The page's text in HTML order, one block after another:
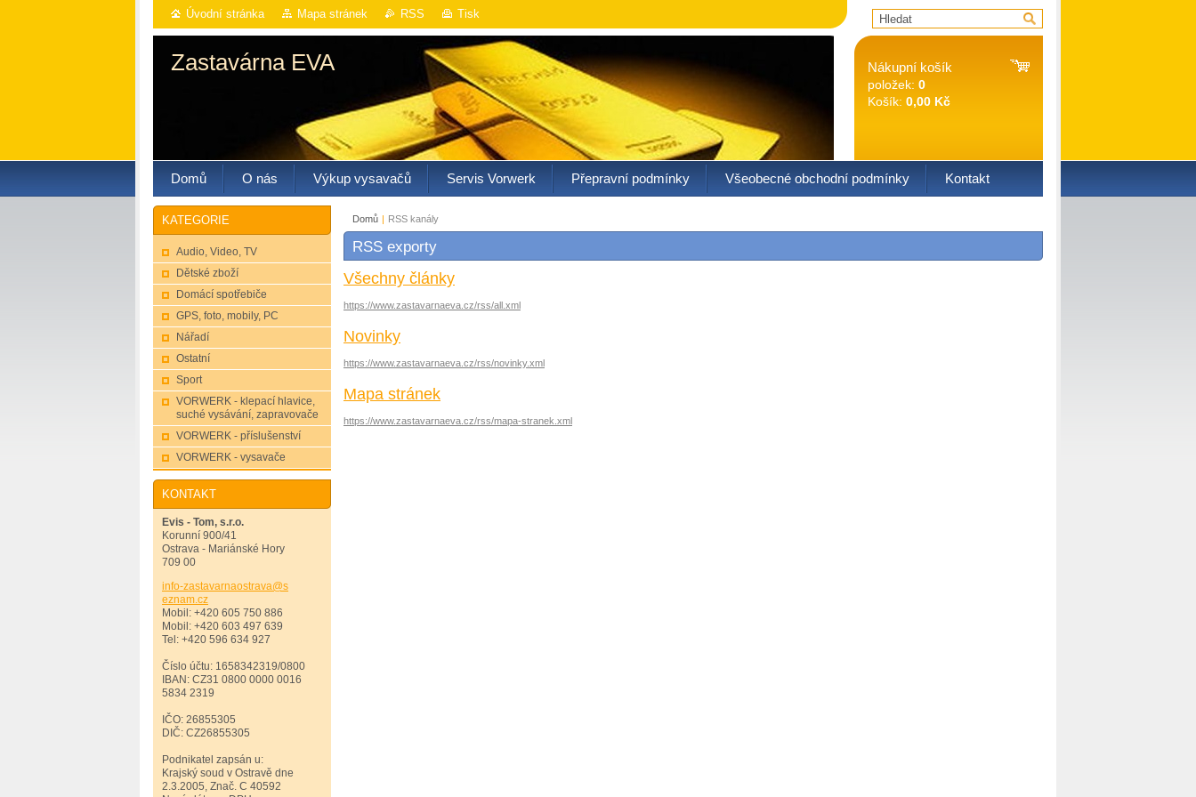
Úvodní stránka Mapa stránek RSS Tisk
Zastavárna EVA Nákupní košík
položek: 0
Košík: 0,00 Kč
Domů O nás Výkup vysavačů Servis Vorwerk Přepravní podmínky Všeobecné obchodní podmínky Kontakt
Domů | RSS kanály
RSS exporty
Všechny články
https://www.zastavarnaeva.cz/rss/all.xml
Novinky
https://www.zastavarnaeva.cz/rss/novinky.xml
Mapa stránek
https://www.zastavarnaeva.cz/rss/mapa-stranek.xml
KATEGORIE
Audio, Video, TV
Dětské zboží
Domácí spotřebiče
GPS, foto, mobily, PC
Nářadí
Ostatní
Sport
VORWERK - klepací hlavice,
suché vysávání, zapravovače
VORWERK - příslušenství
VORWERK - vysavače
KONTAKT
Evis - Tom, s.r.o.
Korunní 900/41
Ostrava - Mariánské Hory
709 00
info-zastavarnaostrava@s
eznam.cz
Mobil: +420 605 750 886
Mobil: +420 603 497 639
Tel: +420 596 634 927
Číslo účtu: 1658342319/0800
IBAN: CZ31 0800 0000 0016
5834 2319
IČO: 26855305
DIČ: CZ26855305
Podnikatel zapsán u:
Krajský soud v Ostravě dne
2.3.2005, Znač. C 40592